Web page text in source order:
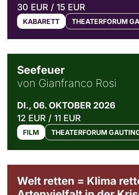
30 EUR / 15 EUR
KABARETT THEATERFORUM
Seefeuer
von Gianfranco Rosi
DI., 06. OKTOBER 2026
12 EUR / 11 EUR
FILM THEATERFORUM
Welt retten = Klima